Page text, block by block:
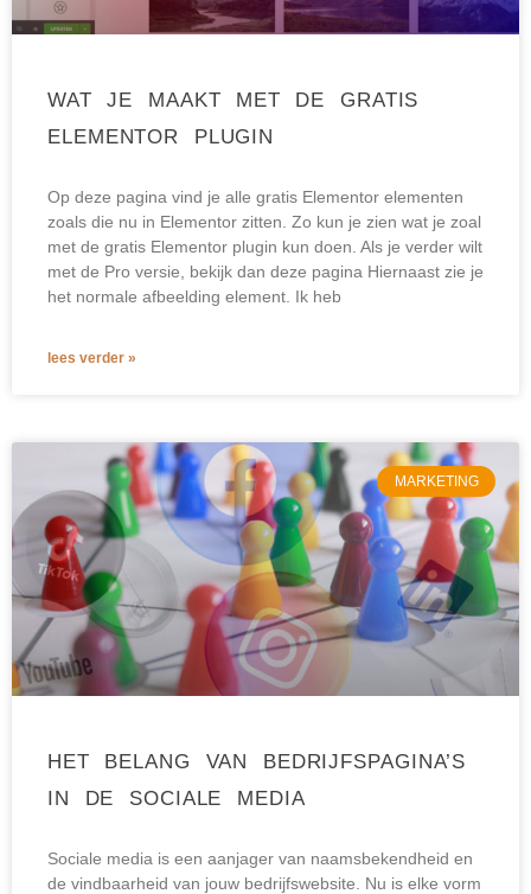
WAT JE MAAKT MET DE GRATIS
ELEMENTOR PLUGIN
Op deze pagina vind je alle gratis Elementor elementen
zoals die nu in Elementor zitten. Zo kun je zien wat je zoal
met de gratis Elementor plugin kun doen. Als je verder wilt
met de Pro versie, bekijk dan deze pagina Hiernaast zie je
het normale afbeelding element. Ik heb
lees verder »
MARKETING
HET BELANG VAN BEDRIJFSPAGINA’S
IN DE SOCIALE MEDIA
Sociale media is een aanjager van naamsbekendheid en
de vindbaarheid van jouw bedrijfswebsite. Nu is elke vorm